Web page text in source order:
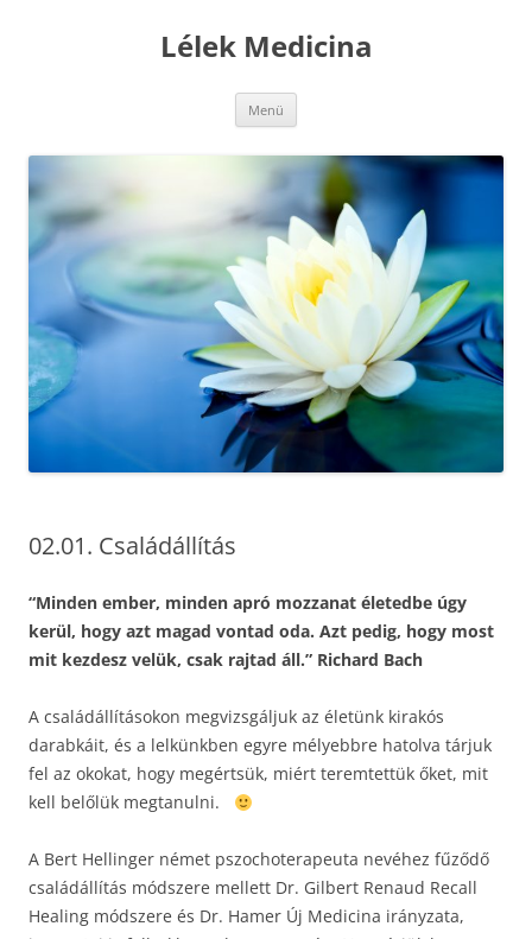
Lélek Medicina
Menü
02.01. Családállítás
“Minden ember, minden apró mozzanat életedbe úgy
kerül, hogy azt magad vontad oda. Azt pedig, hogy most
mit kezdesz velük, csak rajtad áll.” Richard Bach
A családállításokon megvizsgáljuk az életünk kirakós
darabkáit, és a lelkünkben egyre mélyebbre hatolva tárjuk
fel az okokat, hogy megértsük, miért teremtettük őket, mit
kell belőlük megtanulni.
A Bert Hellinger német pszochoterapeuta nevéhez fűződő
családállítás módszere mellett Dr. Gilbert Renaud Recall
Healing módszere és Dr. Hamer Új Medicina irányzata,